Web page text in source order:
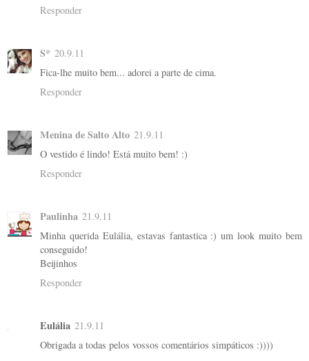
Responder
S* 20.9.11
Fica-lhe muito bem... adorei a parte de cima.
Responder
Menina de Salto Alto 21.9.11
O vestido é lindo! Está muito bem! :)
Responder
Paulinha 21.9.11
Minha querida Eulália, estavas fantastica :) um look muito bem
conseguido!
Beijinhos
Responder
Eulália 21.9.11
Obrigada a todas pelos vossos comentários simpáticos :))))